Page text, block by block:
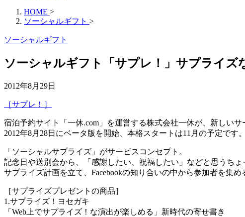
HOME >
ソーシャルギフト >
ソーシャルギフト
ソーシャルギフト「サプレ！」サプライズ
2012年8月29日
［サプレ！］
宿泊予約サイト「一休.com」を運営する株式会社一休が、新しい
2012年8月28日にベータ版を開始、本格スタートは11月の予定です。
「ソーシャルサプライズ」がサービスコンセプト。
記念日や送別会から、「感謝したい、祝福したい」などと思うち
サプライズ計画を立て、Facebookの知り合いの中から参加者を集
［サプライズプレゼントの商品］
1.サプライズ！ヨセガキ
「Web上でサプライズ！な演出が楽しめる」新時代の寄せ書き